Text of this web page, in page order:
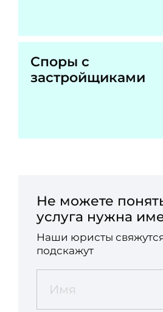
Споры с
застройщиками
Не можете
услуга нужна
Наши юристы
подскажут